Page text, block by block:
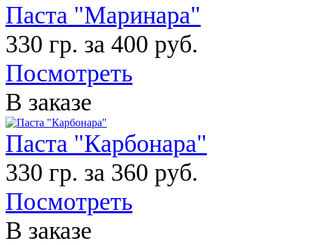
Паста "Маринара"
330 гр. за 400 руб.
Посмотреть
В заказе
Паста "Карбонара"
330 гр. за 360 руб.
Посмотреть
В заказе